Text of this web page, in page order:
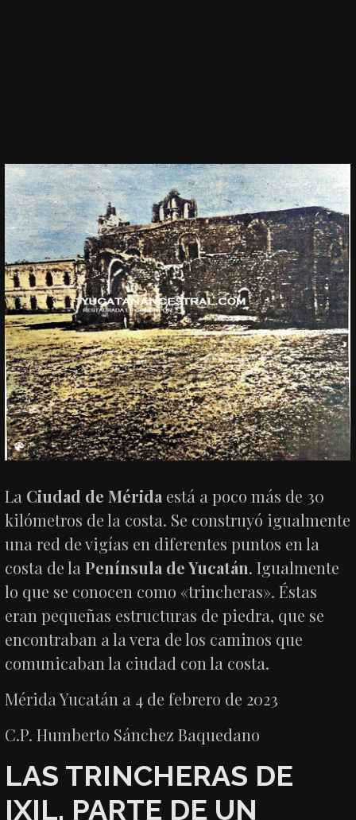
La Ciudad de Mérida está a poco más de 30
kilómetros de la costa. Se construyó igualmente
una red de vigías en diferentes puntos en la
costa de laPenínsula de Yucatán. Igualmente
lo que se conocen como «trincheras». Éstas
eran pequeñas estructuras de piedra, que se
encontraban a la vera de los caminos que
comunicaban la ciudad con la costa.
Mérida Yucatán a 4 de febrero de 2023
C.P. Humberto Sánchez Baquedano
LAS TRINCHERAS DE
IXIL, PARTE DE UN